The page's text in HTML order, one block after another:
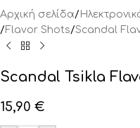
Αρχική σελίδα/
/ Flavor Shots/Scandal
Scandal Tsikla
15,90 €